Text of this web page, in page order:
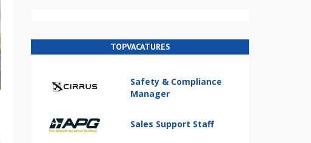
TOPVACATURES
Safety & Compliance
Manager
Sales Support Staff